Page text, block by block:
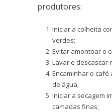
produtores:
Iniciar a colheita
verdes;
Evitar amontoar o
Lavar e descascar
Encaminhar o
de água;
Iniciar a secagem
camadas finas;